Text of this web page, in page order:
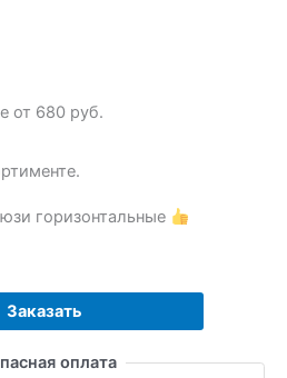
от 680 руб.
горизонтальные
Заказать
оплата